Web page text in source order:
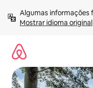
para
Mostrar idioma original